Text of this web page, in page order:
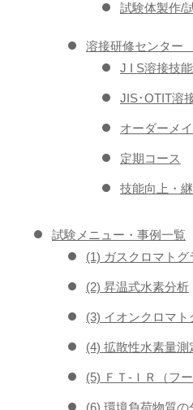
試験体製作/
溶接研修センター
J I S溶接技
JIS･OTIT溶
オーダーメ
定期コース
技能向上・
試験メニュー・事例一覧
(1) ガスクロマト
(2) 昇温式水素分析
(3) イオンクロマト
(4) 拡散性水素量測
(5) ＦＴ-ＩＲ（フ
(6) 環境負荷物質の